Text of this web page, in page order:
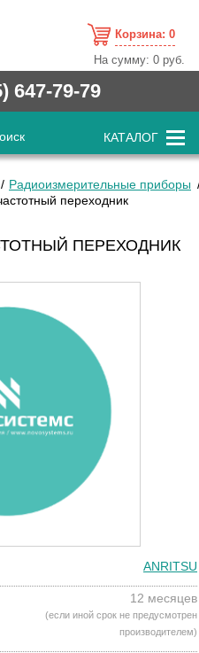
Корзина: 0
На сумму:0 руб.
647-79-79
КАТАЛОГ
Радиоизмерительные приборы
переходник
ПЕРЕХОДНИК
ANRITSU
12 месяцев
(если иной срок не предусмотрен
производителем)